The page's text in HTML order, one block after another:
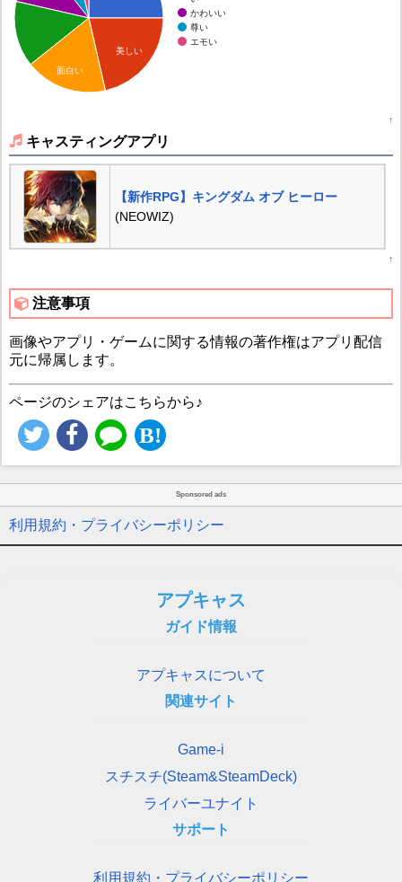
かわいい
尊い
エモい
美しい
面白い
↑
キャスティングアプリ
【新作RPG】キングダム オブ ヒーロー
(NEOWIZ)
↑
注意事項
画像やアプリ・ゲームに関する情報の著作権はアプリ配信
元に帰属します。
ページのシェアはこちらから♪
Sponsored ads
利用規約・プライバシーポリシー
アプキャス
ガイド情報
アプキャスについて
関連サイト
Game-i
スチスチ(Steam&SteamDeck)
ライバーユナイト
サポート
利用規約・プライバシーポリシー